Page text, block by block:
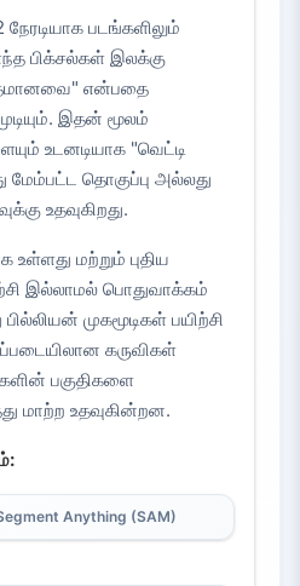
படங்களிலும்
பிக்சல்கள் இலக்கு
என்பதை
இதன் மூலம்
உடனடியாக "வெட்டி
மேம்பட்ட தொகுப்பு அல்லது
உதவுகிறது.
உள்ளது மற்றும் புதிய
இல்லாமல் பொதுவாக்கம்
முகமூடிகள் பயிற்சி
கருவிகள்
பகுதிகளை
மாற்ற உதவுகின்றன.
Anything (SAM)